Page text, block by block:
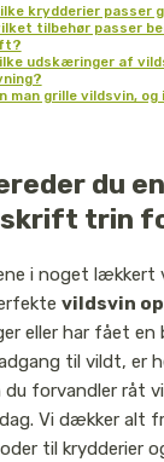
krydderier passer
tilbehør passer
udskæringer af
man grille vildsvin,
du
trin
i noget lækkert
vildsvin
eller har fået
til vildt, er
forvandler råt
Vi dækker alt
til krydderier